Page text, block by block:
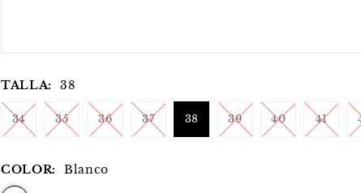
TALLA: 38
34 35 36 37 38 39 40 41
COLOR: Blanco